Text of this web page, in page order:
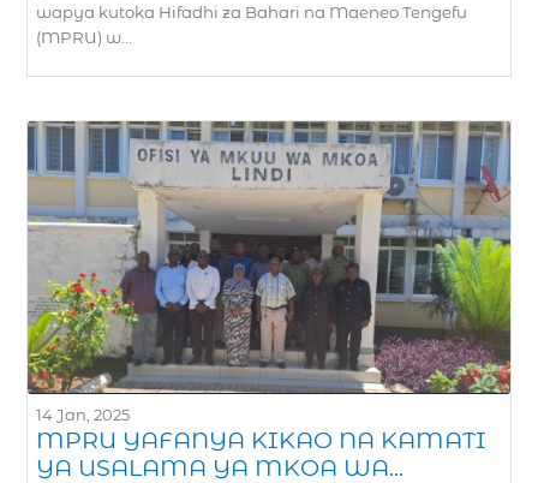
wapya kutoka Hifadhi za Bahari na Maeneo Tengefu
(MPRU) w...
14 Jan, 2025
MPRU YAFANYA KIKAO NA KAMATI
YA USALAMA YA MKOA WA...